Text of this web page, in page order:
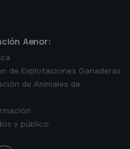
Aenor:
de Explotaciones Ganaderas
de Animales de
y público